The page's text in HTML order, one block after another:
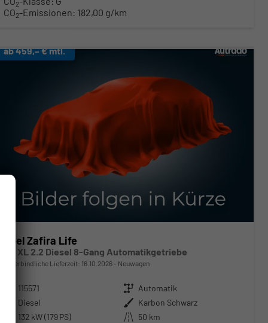
2
CO2-Emissionen: 182,00 g/km
ab 459,– € mtl.
Opel Zafira Life
GS XL 2.2 Diesel 8-Gang Automatikgetriebe
unverbindliche Lieferzeit: 16.10.2026 Neuwagen
115571 Getriebe Automatik
Diesel Außenfarbe Karbon Schwarz
132 kW (179 PS) Kilometerstand 50 km